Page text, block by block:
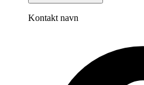
Kontakt navn